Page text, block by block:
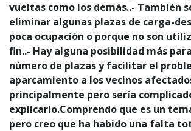
vueltas como los demás..- También
eliminar algunas plazas de carga-
poca ocupación o porque no son
fin..- Hay alguna posibilidad más
número de plazas y facilitar el
aparcamiento a los vecinos
principalmente pero sería
explicarlo.Comprendo que es un
pero creo que ha habido una falta